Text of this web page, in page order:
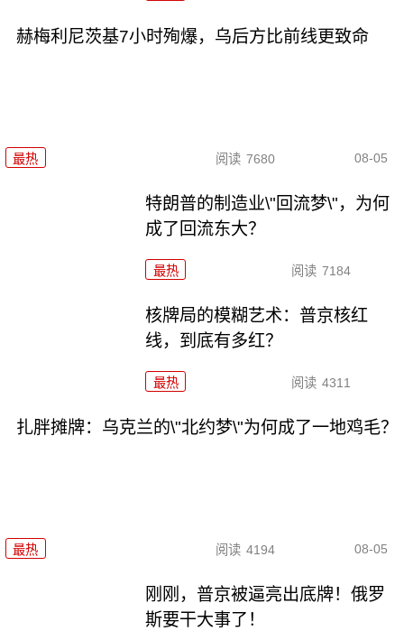
赫梅利尼茨基7小时殉爆，乌后方比前线更致命
最热 阅读 7680 08-05
特朗普的制造业\"回流梦\"，为何
成了回流东大？
最热 阅读 7184
核牌局的模糊艺术：普京核红
线，到底有多红？
最热 阅读 4311
扎胖摊牌：乌克兰的\"北约梦\"为何成了一地鸡毛？
最热 阅读 4194 08-05
刚刚，普京被逼亮出底牌！俄罗
斯要干大事了！